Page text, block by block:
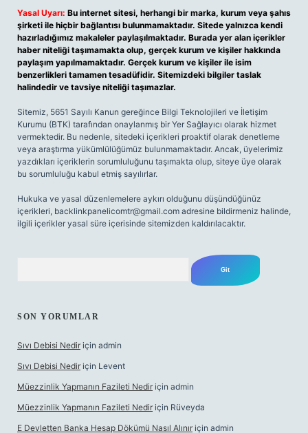
Yasal Uyarı: Bu internet sitesi, herhangi bir marka, kurum veya şahıs
şirketi ile hiçbir bağlantısı bulunmamaktadır. Sitede yalnızca kendi
hazırladığımız makaleler paylaşılmaktadır. Burada yer alan içerikler
haber niteliği taşımamakta olup, gerçek kurum ve kişiler hakkında
paylaşım yapılmamaktadır. Gerçek kurum ve kişiler ile isim
benzerlikleri tamamen tesadüfidir. Sitemizdeki bilgiler taslak
halindedir ve tavsiye niteliği taşımazlar.
Sitemiz, 5651 Sayılı Kanun gereğince Bilgi Teknolojileri ve İletişim
Kurumu (BTK) tarafından onaylanmış bir Yer Sağlayıcı olarak hizmet
vermektedir. Bu nedenle, sitedeki içerikleri proaktif olarak denetleme
veya araştırma yükümlülüğümüz bulunmamaktadır. Ancak, üyelerimiz
yazdıkları içeriklerin sorumluluğunu taşımakta olup, siteye üye olarak
bu sorumluluğu kabul etmiş sayılırlar.
Hukuka ve yasal düzenlemelere aykırı olduğunu düşündüğünüz
içerikleri, backlinkpanelicomtr@gmail.com adresine bildirmeniz halinde,
ilgili içerikler yasal süre içerisinde sitemizden kaldırılacaktır.
SON YORUMLAR
Sıvı Debisi Nedir için admin
Sıvı Debisi Nedir için Levent
Müezzinlik Yapmanın Fazileti Nedir için admin
Müezzinlik Yapmanın Fazileti Nedir için Rüveyda
E Devletten Banka Hesap Dökümü Nasıl Alınır için admin